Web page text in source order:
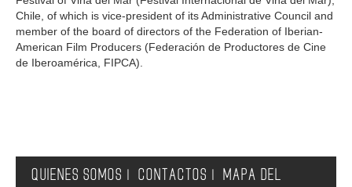
Chile, of which is vice-president of its Administrative Council and
member of the board of directors of the Federation of Iberian-
American Film Producers (Federación de Productores de Cine
de Iberoamérica, FIPCA).
QUIENES SOMOS CONTACTOS
MAPA DEL